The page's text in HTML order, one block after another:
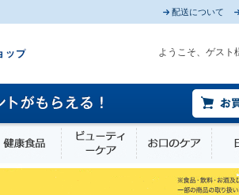
配送について
ようこそ、ゲスト
タクトレンズ健康食品 ビューティーケアお口の